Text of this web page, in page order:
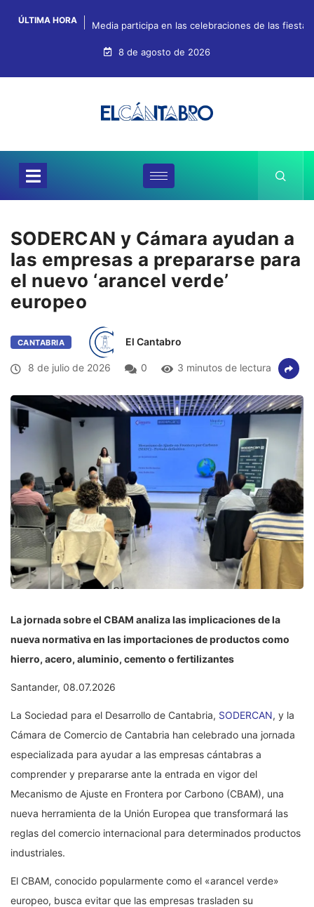
ÚLTIMA HORA Media participa en las celebraciones de las fiestas
8 de agosto de 2026
SODERCAN y Cámara ayudan a
las empresas a prepararse para
el nuevo ‘arancel verde’
europeo
CANTABRIA El Cantabro
8 de julio de 2026 0 3 minutos de lectura
La jornada sobre el CBAM analiza las implicaciones de la
nueva normativa en las importaciones de productos como
hierro, acero, aluminio, cemento o fertilizantes
Santander, 08.07.2026
La Sociedad para el Desarrollo de Cantabria, SODERCAN, y la
Cámara de Comercio de Cantabria han celebrado una jornada
especializada para ayudar a las empresas cántabras a
comprender y prepararse ante la entrada en vigor del
Mecanismo de Ajuste en Frontera por Carbono (CBAM), una
nueva herramienta de la Unión Europea que transformará las
reglas del comercio internacional para determinados productos
industriales.
El CBAM, conocido popularmente como el «arancel verde»
europeo, busca evitar que las empresas trasladen su